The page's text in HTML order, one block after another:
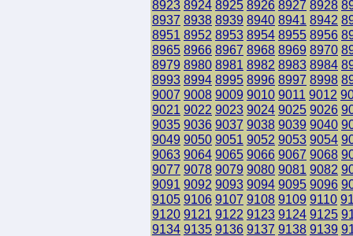
8923 8924 8925 8926 8927 8928
8937 8938 8939 8940 8941 8942
8951 8952 8953 8954 8955 8956
8965 8966 8967 8968 8969 8970
8979 8980 8981 8982 8983 8984
8993 8994 8995 8996 8997 8998
9007 9008 9009 9010 9011 9012
9021 9022 9023 9024 9025 9026
9035 9036 9037 9038 9039 9040
9049 9050 9051 9052 9053 9054
9063 9064 9065 9066 9067 9068
9077 9078 9079 9080 9081 9082
9091 9092 9093 9094 9095 9096
9105 9106 9107 9108 9109 9110
9120 9121 9122 9123 9124 9125
9134 9135 9136 9137 9138 9139